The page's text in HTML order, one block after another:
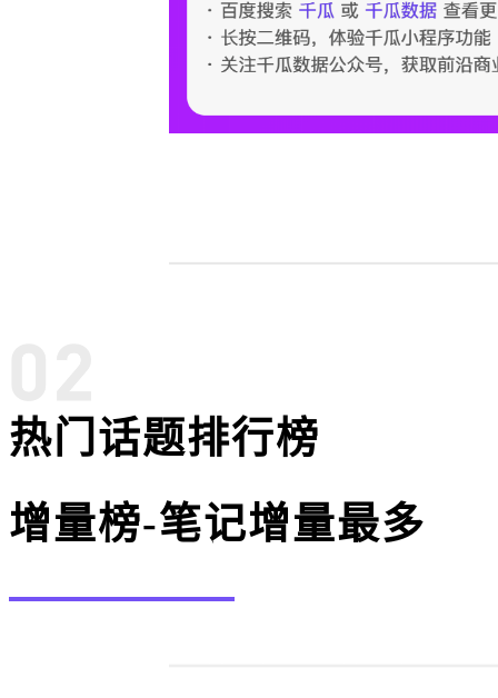
热门话题排行榜
增量榜-笔记增量最多